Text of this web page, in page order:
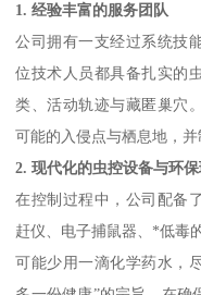
1. 经验丰富的服务团队
公司拥有一支经过系统技
位技术人员都具备扎实的
类、活动轨迹与藏匿巢穴
可能的入侵点与栖息地，并
2. 现代化的虫控设备与环
在控制过程中，公司配备
赶仪、电子捕鼠器、*低毒
可能少用一滴化学药水，